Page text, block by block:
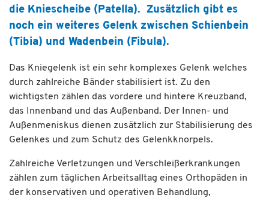
die Kniescheibe (Patella). Zusätzlich gibt es
noch ein weiteres Gelenk zwischen Schienbein
(Tibia) und Wadenbein (Fibula).
Das Kniegelenk ist ein sehr komplexes Gelenk welches
durch zahlreiche Bänder stabilisiert ist. Zu den
wichtigsten zählen das vordere und hintere Kreuzband,
das Innenband und das Außenband. Der Innen- und
Außenmeniskus dienen zusätzlich zur Stabilisierung des
Gelenkes und zum Schutz des Gelenkknorpels.
Zahlreiche Verletzungen und Verschleißerkrankungen
zählen zum täglichen Arbeitsalltag eines Orthopäden in
der konservativen und operativen Behandlung,